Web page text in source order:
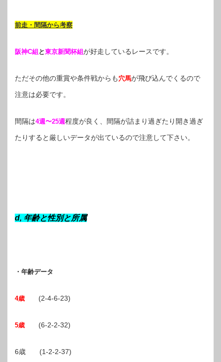
前走・間隔から考察
阪神C組 と東京新聞杯組が好走しているレースです。
ただその他の重賞や条件戦からも 穴馬が飛び込んでくるので
注意は必要です。
間隔は4週〜25週程度が良く、間隔が詰まり過ぎたり開き過ぎ
たりすると厳しいデータが出ているので注意して下さい。
d, 年齢と性別と所属
・年齢データ
4歳 (2-4-6-23)
5歳 (6-2-2-32)
6歳 (1-2-2-37)